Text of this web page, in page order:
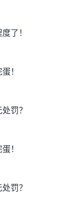
了！
！
罚？
！
罚？